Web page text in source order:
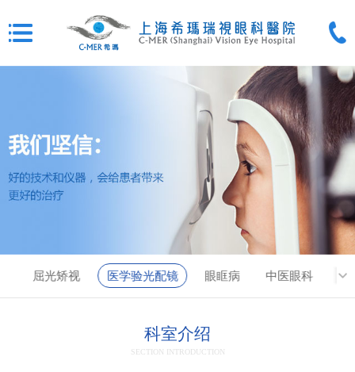
屈光矫视 医学验光配镜 眼眶病 中医眼科
科室介绍
SECTION INTRODUCTION